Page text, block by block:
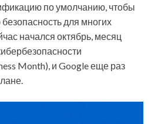
по умолчанию, чтобы
для многих
начался октябрь, месяц
Month), и Google еще раз